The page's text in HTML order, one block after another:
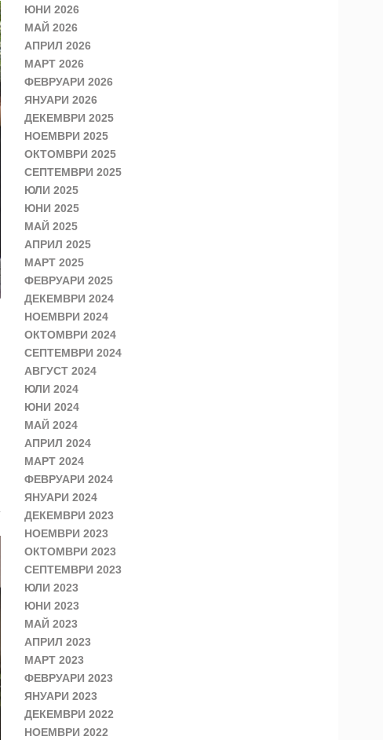
ЮНИ 2026
МАЙ 2026
АПРИЛ 2026
МАРТ 2026
ФЕВРУАРИ 2026
ЯНУАРИ 2026
ДЕКЕМВРИ 2025
НОЕМВРИ 2025
ОКТОМВРИ 2025
СЕПТЕМВРИ 2025
ЮЛИ 2025
ЮНИ 2025
МАЙ 2025
АПРИЛ 2025
МАРТ 2025
ФЕВРУАРИ 2025
ДЕКЕМВРИ 2024
НОЕМВРИ 2024
ОКТОМВРИ 2024
СЕПТЕМВРИ 2024
АВГУСТ 2024
ЮЛИ 2024
ЮНИ 2024
МАЙ 2024
АПРИЛ 2024
МАРТ 2024
ФЕВРУАРИ 2024
ЯНУАРИ 2024
ДЕКЕМВРИ 2023
НОЕМВРИ 2023
ОКТОМВРИ 2023
СЕПТЕМВРИ 2023
ЮЛИ 2023
ЮНИ 2023
МАЙ 2023
АПРИЛ 2023
МАРТ 2023
ФЕВРУАРИ 2023
ЯНУАРИ 2023
ДЕКЕМВРИ 2022
НОЕМВРИ 2022